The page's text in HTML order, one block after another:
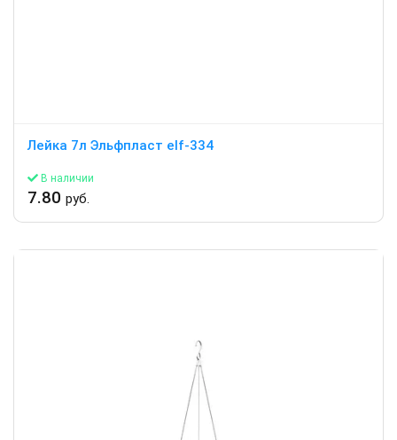
Лейка 7л Эльфпласт elf-334
В наличии
7.80 руб.